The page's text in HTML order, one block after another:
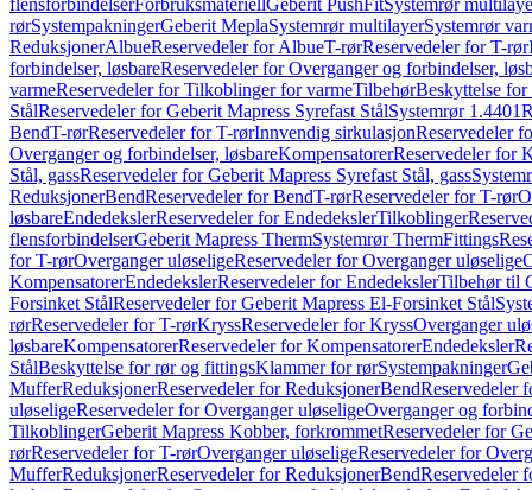
flensforbindelserForbruksmateriellGeberit PushFitSystemrør
rørSystempakningerGeberit MeplaSystemrør multilayerSystemrør
ReduksjonerAlbueReservedeler for AlbueT-rørReservedeler for T-rør
forbindelser, løsbareReservedeler for Overganger og forbindelser,
varmeReservedeler for Tilkoblinger for varmeTilbehørBeskyttelse
StålReservedeler for Geberit Mapress Syrefast StålSystemrør 1.4401
BendT-rørReservedeler for T-rørInnvendig sirkulasjonReservedeler
Overganger og forbindelser, løsbareKompensatorerReservedeler for
Stål, gassReservedeler for Geberit Mapress Syrefast Stål, gass
ReduksjonerBendReservedeler for BendT-rørReservedeler for T-rør
løsbareEndedekslerReservedeler for EndedekslerTilkoblinger
flensforbindelserGeberit Mapress ThermSystemrør ThermFittings
for T-rørOverganger uløseligeReservedeler for Overganger uløselige
KompensatorerEndedekslerReservedeler for EndedekslerTilbehør til
Forsinket StålReservedeler for Geberit Mapress El-Forsinket Stål
rørReservedeler for T-rørKryssReservedeler for KryssOverganger
løsbareKompensatorerReservedeler for KompensatorerEndedeksler
StålBeskyttelse for rør og fittingsKlammer for rørSystempakninger
MufferReduksjonerReservedeler for ReduksjonerBendReservedeler
uløseligeReservedeler for Overganger uløseligeOverganger og
TilkoblingerGeberit Mapress Kobber, forkrommetReservedeler for
rørReservedeler for T-rørOverganger uløseligeReservedeler for
MufferReduksjonerReservedeler for ReduksjonerBendReservedeler